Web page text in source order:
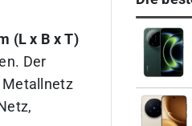
(L x B x T)
Der
Metallnetz